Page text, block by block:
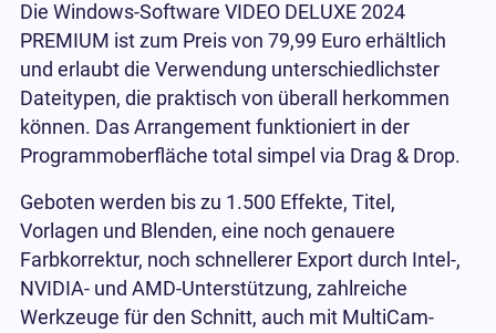
Die Windows-Software VIDEO DELUXE 2024
PREMIUM ist zum Preis von 79,99 Euro erhältlich
und erlaubt die Verwendung unterschiedlichster
Dateitypen, die praktisch von überall herkommen
können. Das Arrangement funktioniert in der
Programmoberfläche total simpel via Drag & Drop.
Geboten werden bis zu 1.500 Effekte, Titel,
Vorlagen und Blenden, eine noch genauere
Farbkorrektur, noch schnellerer Export durch Intel-,
NVIDIA- und AMD-Unterstützung, zahlreiche
Werkzeuge für den Schnitt, auch mit MultiCam-